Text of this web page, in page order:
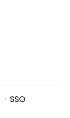
· SSO